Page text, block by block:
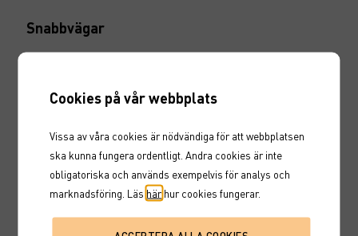
Snabbvägar
Marknadskurser
Nyheter
Marknadssondering
Inspiration
Cookies på vår webbplats
Vissa av våra cookies är nödvändiga för att webbplatsen
ska kunna fungera ordentligt. Andra cookies är inte
obligatoriska och används exempelvis för analys och
marknadsföring. Läs här hur cookies fungerar.